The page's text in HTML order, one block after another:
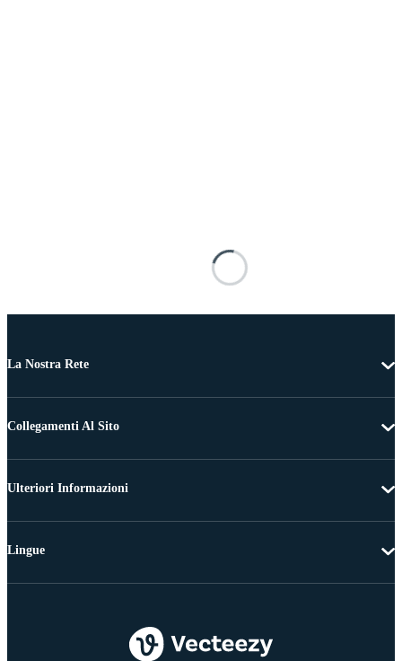
La Nostra Rete
Collegamenti Al Sito
Ulteriori Informazioni
Lingue